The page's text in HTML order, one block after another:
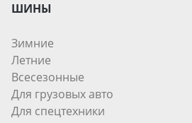
ШИНЫ
Зимние
Летние
Всесезонные
Для грузовых авто
Для спецтехники